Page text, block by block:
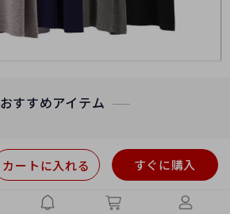
おすすめアイテム
すぐに購入
カートに入れる